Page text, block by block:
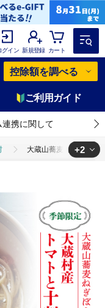
グイン 新規登録 カート
控除額を調べる
ご利用ガイド
連携に関して
大蔵山蕎麦ねぎぼう
ぎぼうず 大蔵村産トマトと
+2